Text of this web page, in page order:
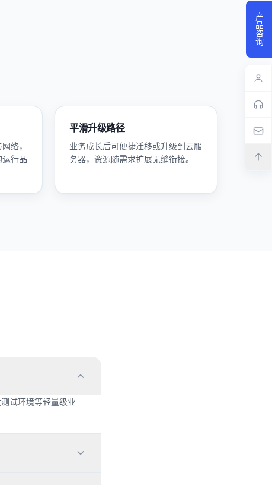
络，
行品
平滑升级路径
业务成长后可便捷迁移或升级到云服
务器，资源随需求扩展无缝衔接。
试环境等轻量级业
产品咨询